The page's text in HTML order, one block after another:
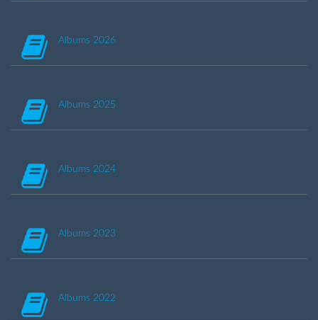
Albums 2026
Albums 2025
Albums 2024
Albums 2023
Albums 2022